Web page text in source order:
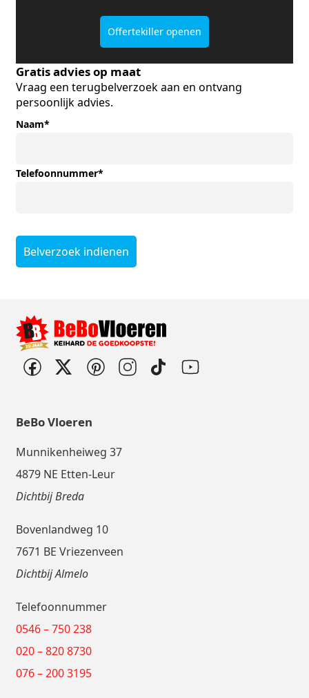
Offertekiller openen
Gratis advies op maat
Vraag een terugbelverzoek aan en ontvang
persoonlijk advies.
Naam*
Telefoonnummer*
Belverzoek indienen
BeBo Vloeren
Munnikenheiweg 37
4879 NE Etten-Leur
Dichtbij Breda
Bovenlandweg 10
7671 BE Vriezenveen
Dichtbij Almelo
Telefoonnummer
0546 – 750 238
020 – 820 8730
076 – 200 3195